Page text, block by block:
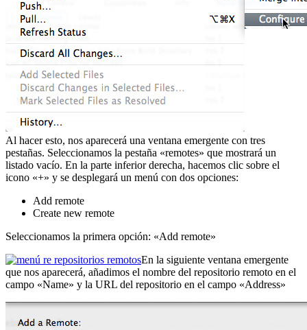
Al hacer esto, nos aparecerá una ventana emergente con tres
pestañas. Seleccionamos la pestaña «remotes» que mostrará un
listado vacío. En la parte inferior derecha, hacemos clic sobre el
icono «+» y se desplegará un menú con dos opciones:
Add remote
Create new remote
Seleccionamos la primera opción: «Add remote»
En la siguiente ventana emergente
que nos aparecerá, añadimos el nombre del repositorio remoto en el
campo «Name» y la URL del repositorio en el campo «Address»